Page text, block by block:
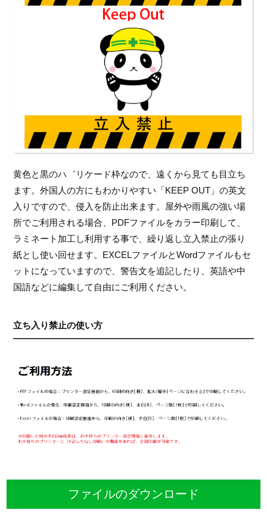
黄色と黒のハ゛リケード枠なので、遠くから見ても目立ち
ます。外国人の方にもわかりやすい「KEEP OUT」の英文
入りですので、侵入を防止出来ます。屋外や雨風の強い場
所でご利用される場合、PDFファイルをカラー印刷して、
ラミネート加工し利用する事で、繰り返し立入禁止の張り
紙とし使い回せます。EXCELファイルとWordファイルもセ
ットになっていますので、警告文を追記したり、英語や中
国語などに編集して自由にご利用ください。
立ち入り禁止の使い方
ファイルのダウンロード